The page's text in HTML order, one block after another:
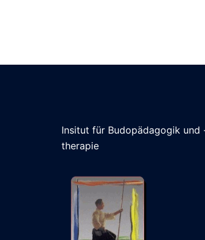
Insitut für Budopädagogik und
therapie